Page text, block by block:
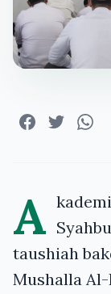
A
taushiah
Mushalla